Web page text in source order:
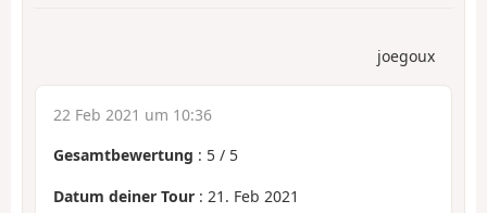
joegoux
22 Feb 2021 um 10:36
Gesamtbewertung : 5 / 5
Datum deiner Tour : 21. Feb 2021